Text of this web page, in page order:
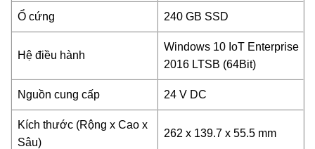
Ổ cứng 240 GB SSD
Hệ điều hành
Windows 10 IoT Enterprise
2016 LTSB (64Bit)
Nguồn cung cấp 24 V DC
Kích thước (Rộng x Cao x
Sâu)
262 x 139.7 x 55.5 mm